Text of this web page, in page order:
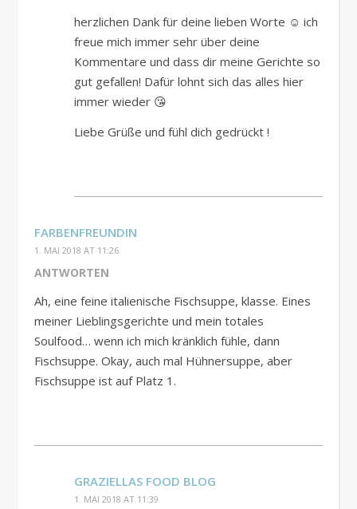
herzlichen Dank für deine lieben Worte ☺️ ich
freue mich immer sehr über deine
Kommentare und dass dir meine Gerichte so
gut gefallen! Dafür lohnt sich das alles hier
immer wieder 😘
Liebe Grüße und fühl dich gedrückt !
FARBENFREUNDIN
1. MAI 2018 AT 11:26
ANTWORTEN
Ah, eine feine italienische Fischsuppe, klasse. Eines
meiner Lieblingsgerichte und mein totales
Soulfood… wenn ich mich kränklich fühle, dann
Fischsuppe. Okay, auch mal Hühnersuppe, aber
Fischsuppe ist auf Platz 1.
GRAZIELLAS FOOD BLOG
1. MAI 2018 AT 11:39